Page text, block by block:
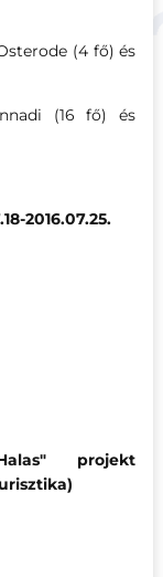
(4 fő) és
(16 fő) és
2016.07.25.
projekt